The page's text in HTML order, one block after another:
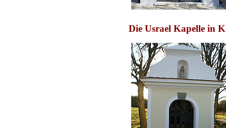
Die Usrael Kapelle in